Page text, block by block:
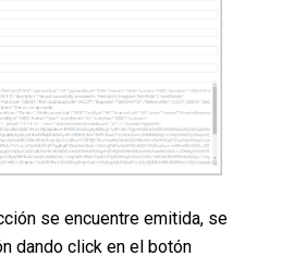
se encuentre emitida, se
dando click en el botón